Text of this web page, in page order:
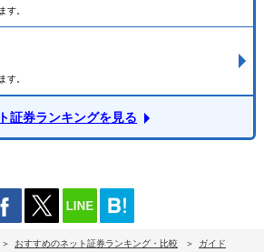
。
。
証券ランキングを見る
おすすめのネット証券ランキング・比較
ガイド